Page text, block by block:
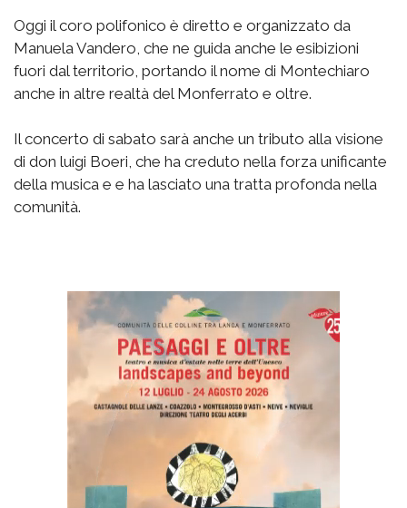
Oggi il coro polifonico è diretto e organizzato da
Manuela Vandero, che ne guida anche le esibizioni
fuori dal territorio, portando il nome di Montechiaro
anche in altre realtà del Monferrato e oltre.
Il concerto di sabato sarà anche un tributo alla visione
di don luigi Boeri, che ha creduto nella forza unificante
della musica e e ha lasciato una tratta profonda nella
comunità.